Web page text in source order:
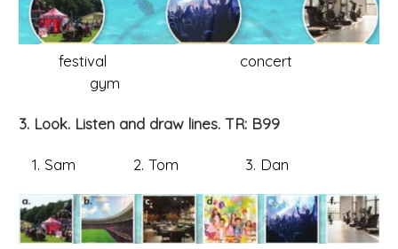
festival concert
gym
3. Look. Listen and draw lines. TR: B99
1. Sam 2. Tom 3. Dan